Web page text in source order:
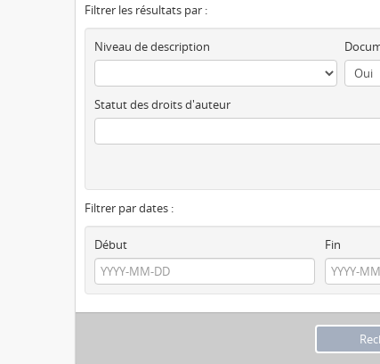
Filtrer les résultats par :
Niveau de description
Statut des droits d'auteur
Filtrer par dates :
Début
Fin